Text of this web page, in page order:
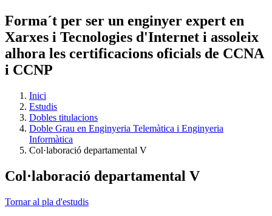
Forma´t per ser un enginyer expert en
Xarxes i Tecnologies d'Internet i assoleix
alhora les certificacions oficials de CCNA
i CCNP
Inici
Estudis
Dobles titulacions
Doble Grau en Enginyeria Telemàtica i Enginyeria
Informàtica
Col·laboració departamental V
Col·laboració departamental V
Tornar al pla d'estudis